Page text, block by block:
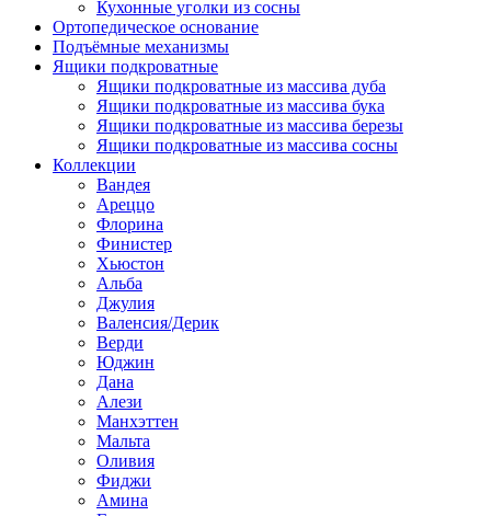
Кухонные уголки из сосны
Ортопедическое основание
Подъёмные механизмы
Ящики подкроватные
Ящики подкроватные из массива дуба
Ящики подкроватные из массива бука
Ящики подкроватные из массива березы
Ящики подкроватные из массива сосны
Коллекции
Вандея
Ареццо
Флорина
Финистер
Хьюстон
Альба
Джулия
Валенсия/Дерик
Верди
Юджин
Дана
Алези
Манхэттен
Мальта
Оливия
Фиджи
Амина